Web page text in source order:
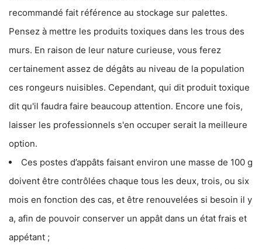
recommandé fait référence au stockage sur palettes.
Pensez à mettre les produits toxiques dans les trous des
murs. En raison de leur nature curieuse, vous ferez
certainement assez de dégâts au niveau de la population
ces rongeurs nuisibles. Cependant, qui dit produit toxique
dit qu'il faudra faire beaucoup attention. Encore une fois,
laisser les professionnels s'en occuper serait la meilleure
option.
Ces postes d’appâts faisant environ une masse de 100 g
doivent être contrôlées chaque tous les deux, trois, ou six
mois en fonction des cas, et être renouvelées si besoin il y
a, afin de pouvoir conserver un appât dans un état frais et
appétant ;